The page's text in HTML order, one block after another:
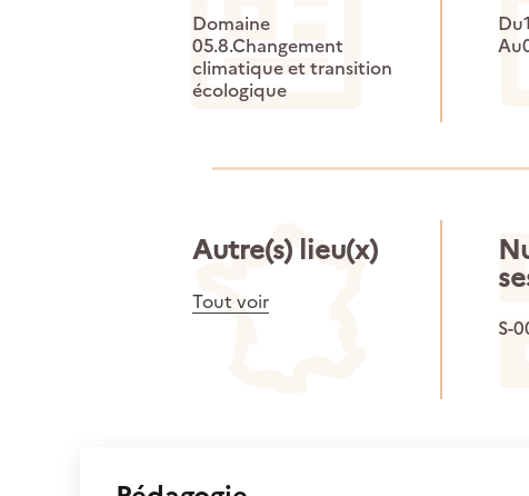
Domaine
05.8.Changement
climatique et transition
écologique
Autre(s) lieu(x)
Tout voir
S-